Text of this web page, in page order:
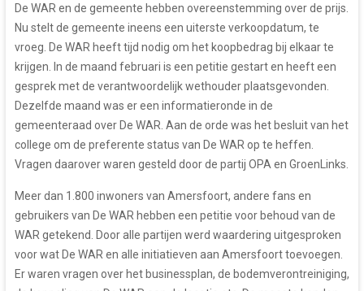
De WAR en de gemeente hebben overeenstemming over de prijs.
Nu stelt de gemeente ineens een uiterste verkoopdatum, te
vroeg. De WAR heeft tijd nodig om het koopbedrag bij elkaar te
krijgen. In de maand februari is een petitie gestart en heeft een
gesprek met de verantwoordelijk wethouder plaatsgevonden.
Dezelfde maand was er een informatieronde in de
gemeenteraad over De WAR. Aan de orde was het besluit van het
college om de preferente status van De WAR op te heffen.
Vragen daarover waren gesteld door de partij OPA en GroenLinks.
Meer dan 1.800 inwoners van Amersfoort, andere fans en
gebruikers van De WAR hebben een petitie voor behoud van de
WAR getekend. Door alle partijen werd waardering uitgesproken
voor wat De WAR en alle initiatieven aan Amersfoort toevoegen.
Er waren vragen over het businessplan, de bodemverontreiniging,